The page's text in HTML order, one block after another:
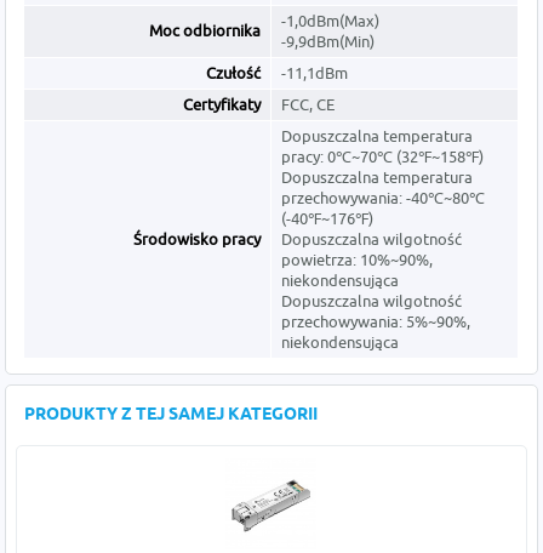
Moc odbiornika
-1,0dBm(Max)
-9,9dBm(Min)
Czułość
-11,1dBm
Certyfikaty
FCC, CE
Środowisko pracy
Dopuszczalna temperatura
pracy: 0℃~70℃ (32℉~158℉)
Dopuszczalna temperatura
przechowywania: -40℃~80℃
(-40℉~176℉)
Dopuszczalna wilgotność
powietrza: 10%~90%,
niekondensująca
Dopuszczalna wilgotność
przechowywania: 5%~90%,
niekondensująca
PRODUKTY Z TEJ SAMEJ KATEGORII